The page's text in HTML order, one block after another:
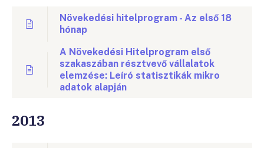
Növekedési hitelprogram - Az első 18
hónap
A Növekedési Hitelprogram első
szakaszában résztvevő vállalatok
elemzése: Leíró statisztikák mikro
adatok alapján
2013